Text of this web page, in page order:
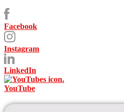
Facebook
Instagram
LinkedIn
YouTube